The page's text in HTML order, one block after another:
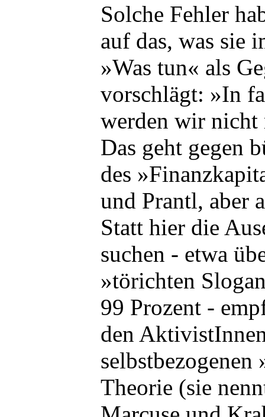
Solche Fehler
auf das, was sie
»Was tun« als
vorschlägt: »In
werden wir nicht
Das geht gegen
des
und Prantl, aber
Statt hier die
suchen - etwa
»törichten
99 Prozent -
den
Theorie (sie